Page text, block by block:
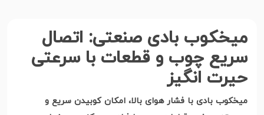
میخکوب بادی صنعتی: اتصال
سریع چوب و قطعات با سرعتی
حیرت انگیز
میخکوب بادی با فشار هوای بالا، امکان کوبیدن سریع و